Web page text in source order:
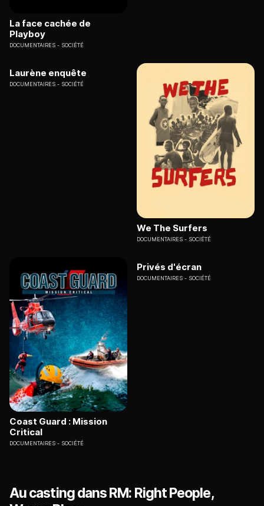
La face cachée de
Playboy
DOCUMENTAIRES SOCIÉTÉ
Laurène enquête
DOCUMENTAIRES SOCIÉTÉ
We The Surfers
DOCUMENTAIRES SOCIÉTÉ
Coast Guard : Mission
Critical
DOCUMENTAIRES SOCIÉTÉ
Privés d'écran
DOCUMENTAIRES SOCIÉTÉ
Au casting dans RM: Right People,